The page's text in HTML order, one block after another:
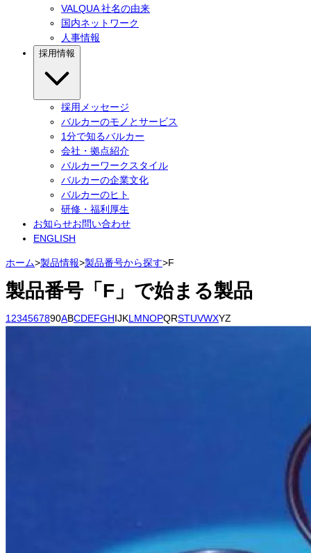
VALQUA 社名の由来
国内ネットワーク
人事情報
採用情報
採用メッセージ
バルカーのモノとサービス
1分で知るバルカー
会社・拠点紹介
バルカーワークスタイル
バルカーの企業文化
バルカーのヒト
研修・福利厚生
お知らせお問い合わせ
ENGLISH
ホーム>製品情報>製品番号から探す>F
製品番号「 F 」で始まる製品
1 234567890ABCDEFGHIJKL MNOPQRSTUVWXYZ